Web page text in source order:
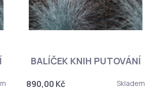
BALÍČEK KNIH PUTOVÁNÍ
890,00 Kč Skladem